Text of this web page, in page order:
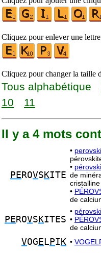
Cliquez pour enlever une lettre
Cliquez pour changer la taille
Tous alphabétique
10
11
Il y a 4 mots
PE ROVS KITE
•
•
de
•
de
PE ROVS KITES
•
•
de
VOG E L PI K •